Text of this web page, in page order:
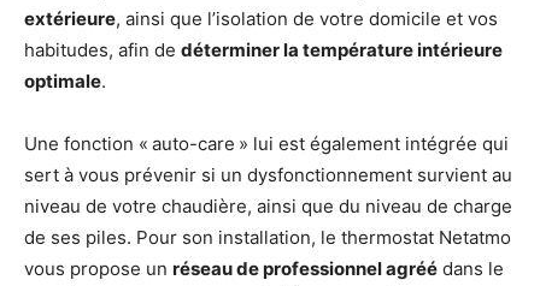
extérieure, ainsi que l’isolation de votre domicile et vos
habitudes, afin de déterminer la température intérieure
optimale.
Une fonction « auto-care » lui est également intégrée qui
sert à vous prévenir si un dysfonctionnement survient au
niveau de votre chaudière, ainsi que du niveau de charge
de ses piles. Pour son installation, le thermostat Netatmo
vous propose un réseau de professionnel agréé dans le